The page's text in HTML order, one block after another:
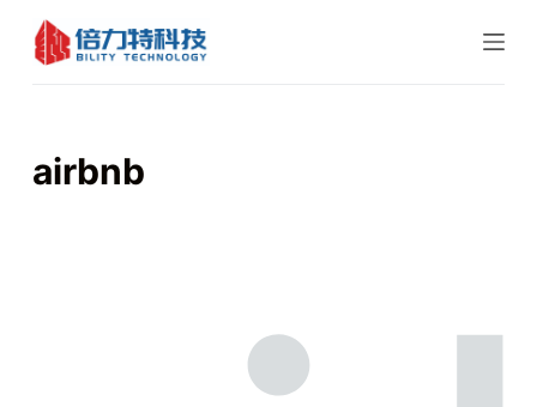
跳
过
airbnb